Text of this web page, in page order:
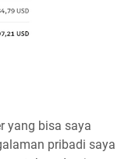
yang bisa saya
pribadi saya